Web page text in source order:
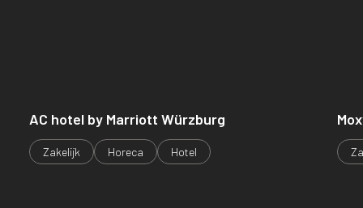
AC hotel by Marriott Würzburg
Zakelijk Horeca Hotel